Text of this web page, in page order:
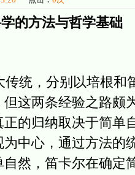
的方法与哲学基础
统，分别以培根和
这两条经验之路颇
的归纳取决于简单
中心，通过方法的
然，笛卡尔在确定